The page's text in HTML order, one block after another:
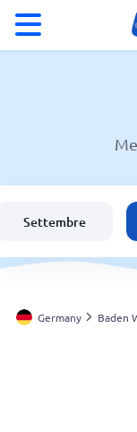
Italia
Svizzera
Settembre
Germany Baden